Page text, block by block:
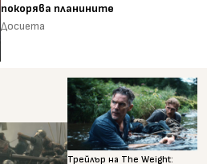
покорява планините
Досиета
Трейлър на The Weight: